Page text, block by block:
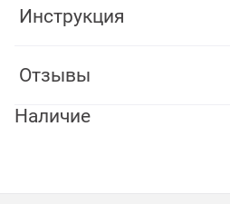
Инструкция
Отзывы
Наличие